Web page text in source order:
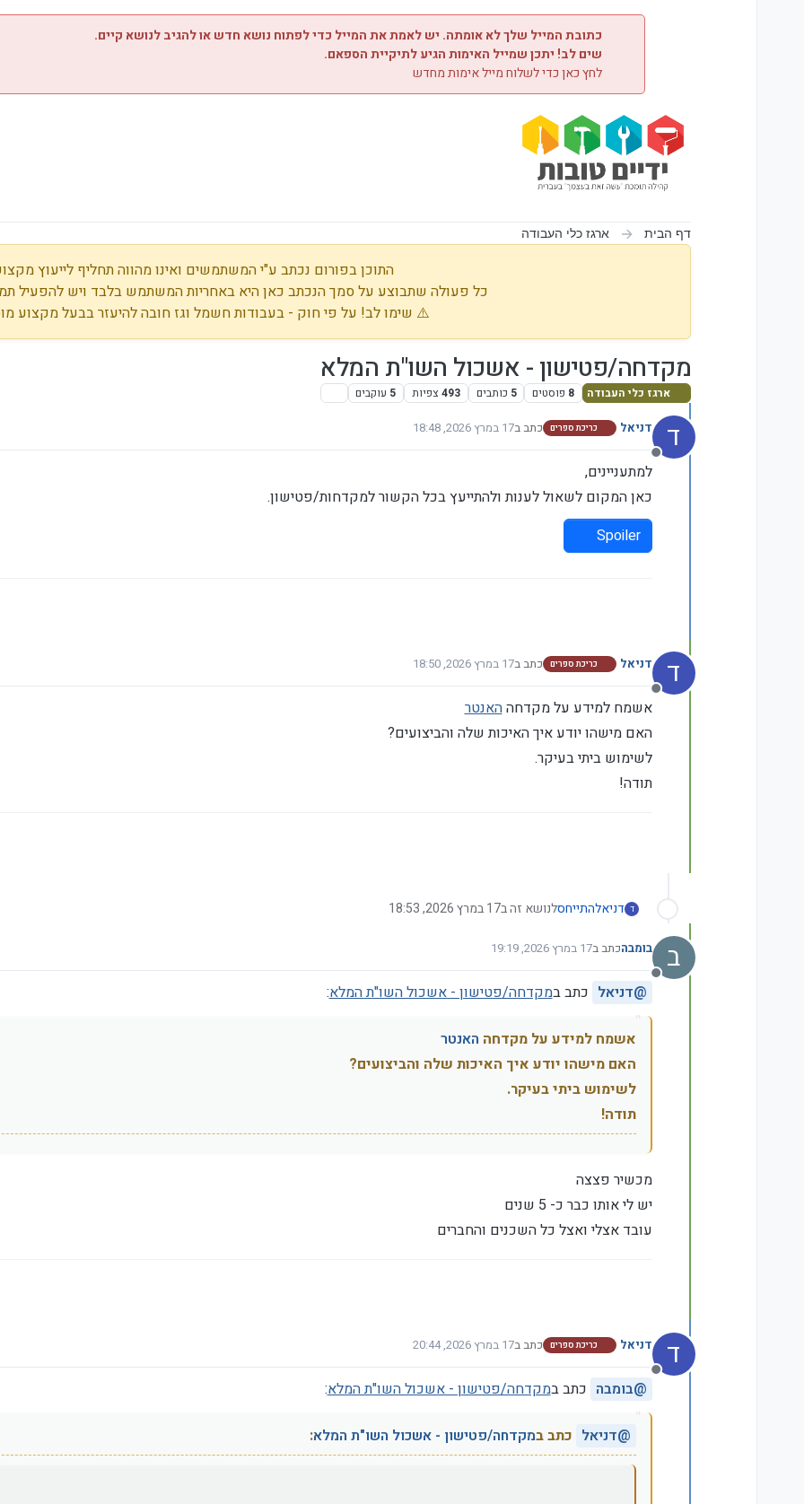
כתובת המייל שלך לא אומתה. יש לאמת את המייל כדי לפתוח נושא חדש או להגיב לנושא קיים.
שים לב! יתכן שמייל האימות הגיע לתיקיית הספאם.
לחץ כאן כדי לשלוח מייל אימות מחדש
דף הבית ארגז כלי העבודה
התוכן בפורום נכתב ע"י המשתמשים ואינו מהווה תחליף לייעוץ
כל פעולה שתבוצע על סמך הנכתב כאן היא באחריות המשתמש בלבד ויש להפעיל
⚠️ שימו לב! על פי חוק - בעבודות חשמל וגז חובה להיעזר בבעל מקצוע
מקדחה/פטישון - אשכול השו"ת המלא
ארגז כלי העבודה 8 פוסטים 5 כותבים 493 צפיות 5 עוקבים
ד
מנותק
דניאל כריכת ספרים כתב ב17 במרץ 2026, 18:48
נערך לאחרונה על ידי
למתעניינים,
כאן המקום לשאול לענות ולהתייעץ בכל הקשור למקדחות/פטישון.
Spoiler
ד
מנותק
דניאל כריכת ספרים כתב ב17 במרץ 2026, 18:50
נערך לאחרונה על ידי דניאל
אשמח למידע על מקדחההאנטר
האם מישהו יודע איך האיכות שלה והביצועים?
לשימוש ביתי בעיקר.
תודה!
ד דניאלהתייחסלנושא זה ב17 במרץ 2026, 18:53
ב
מנותק
בומבהכתב ב17 במרץ 2026, 19:19
נערך לאחרונה על ידי
@דניאל כתב במקדחה/פטישון - אשכול השו"ת המלא:
אשמח למידע על מקדחה האנטר
האם מישהו יודע איך האיכות שלה והביצועים?
לשימוש ביתי בעיקר.
תודה!
מכשיר פצצה
יש לי אותו כבר כ- 5 שנים
עובד אצלי ואצל כל השכנים והחברים
ד
מנותק
דניאל כריכת ספרים כתב ב17 במרץ 2026, 20:44
נערך לאחרונה על ידי
@בומבה כתב במקדחה/פטישון - אשכול השו"ת המלא:
@דניאל כתב במקדחה/פטישון - אשכול השו"ת המלא: